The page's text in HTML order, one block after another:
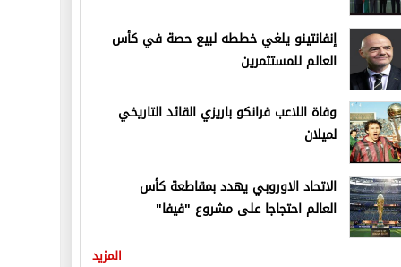
إنفانتينو يلغي خططه لبيع حصة في كأس
العالم للمستثمرين
وفاة اللاعب فرانكو باريزي القائد التاريخي
لميلان
الاتحاد الاوروبي يهدد بمقاطعة كأس
العالم احتجاجا على مشروع "فيفا"
المزيد